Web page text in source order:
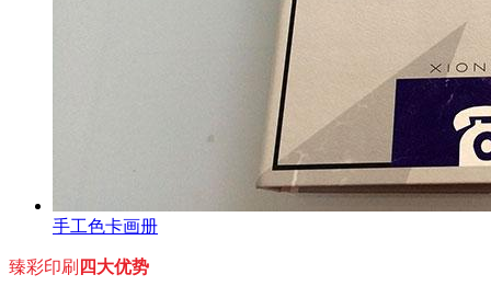
手工色卡画册
臻彩印刷 四大优势